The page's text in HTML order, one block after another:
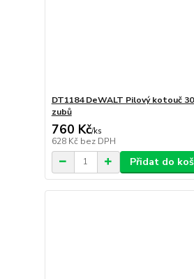
DT1184 DeWALT Pilový kotouč
zubů
760 Kč/ks
628 Kč bez DPH
Přidat do